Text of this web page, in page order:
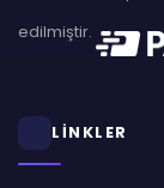
edilmiştir.
LİNKLER